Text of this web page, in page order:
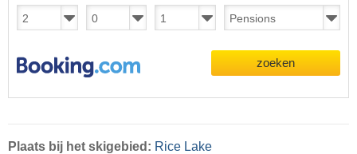
zoeken
Plaats bij het skigebied: Rice Lake